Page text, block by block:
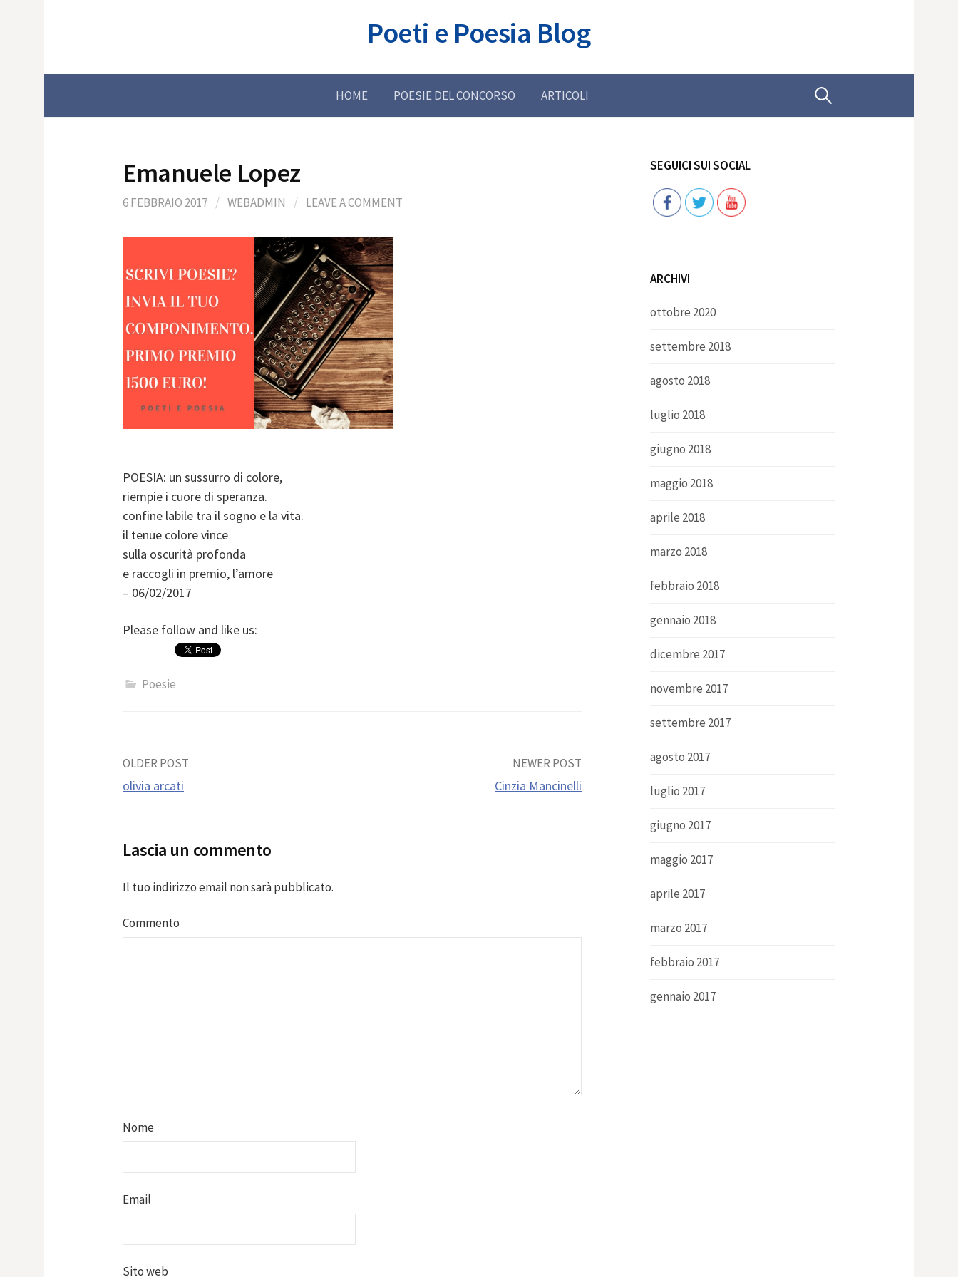
Poeti e Poesia Blog
HOME POESIE DEL CONCORSO ARTICOLI Ricerca
Emanuele Lopez
6 FEBBRAIO 2017 / WEBADMIN / LEAVE A COMMENT
POESIA: un sussurro di colore,
riempie i cuore di speranza.
confine labile tra il sogno e la vita.
il tenue colore vince
sulla oscurità profonda
e raccogli in premio, l’amore
– 06/02/2017
Please follow and like us:
Poesie
Post
OLDER POST
olivia arcati
NEWER POST
Cinzia Mancinelli
Lascia un commento
Il tuo indirizzo email non sarà pubblicato.
Commento
Nome
Email
Sito web
SEGUICI SUI SOCIAL
Follow
ARCHIVI
ottobre 2020
settembre 2018
agosto 2018
luglio 2018
giugno 2018
maggio 2018
aprile 2018
marzo 2018
febbraio 2018
gennaio 2018
dicembre 2017
novembre 2017
settembre 2017
agosto 2017
luglio 2017
giugno 2017
maggio 2017
aprile 2017
marzo 2017
febbraio 2017
gennaio 2017